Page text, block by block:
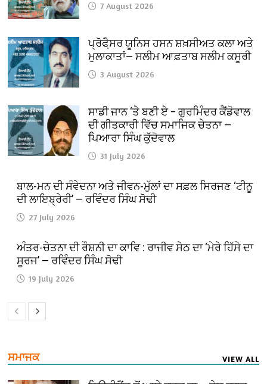
7 August 2026
ਪ੍ਰੋਫੈ਼ਸਰ ਯੂਨਿਸ ਹਸਨ ਸ਼ਖ਼ਸੀਅਤ ਕਲਾ ਅਤੇ
ਮੁਲਾਕਾਤਾਂ— ਸਲੀਮ ਆਫ਼ਤਾਬ ਸਲੀਮ ਕਸੂਰੀ
3 August 2026
ਸਾਡੀ ਜਾਨ ‘ਤੇ ਬਣੀ ਏ – ਗੁਰਮਿੰਦਰ ਕੈਂਡੋਵਾਲ
ਦੀ ਗੀਤਕਾਰੀ ਵਿੱਚ ਸਮਾਜਿਕ ਚੇਤਨਾ —
ਪਿਆਰਾ ਸਿੰਘ ਕੁੱਦੋਵਾਲ
31 July 2026
ਬਾਲ-ਮਨ ਦੀ ਸੰਵੇਦਨਾ ਅਤੇ ਜੀਵਨ-ਮੁੱਲਾਂ ਦਾ ਸਫ਼ਲ ਸਿਰਜਣ ‘ਟੀਨੂ
ਦੀ ਲਾਇਬ੍ਰੇਰੀ’ — ਰਵਿੰਦਰ ਸਿੰਘ ਸੋਢੀ
27 July 2026
ਅੰਤਰ-ਚੇਤਨਾ ਦੀ ਰੌਸ਼ਨੀ ਦਾ ਕਾਵਿ : ਰਾਜੀਵ ਸੇਠ ਦਾ ‘ਮੇਰੇ ਹਿੱਸੇ ਦਾ
ਸੂਰਜ’ — ਰਵਿੰਦਰ ਸਿੰਘ ਸੋਢੀ
19 July 2026
ਸਮਾਜਕ VIEW ALL